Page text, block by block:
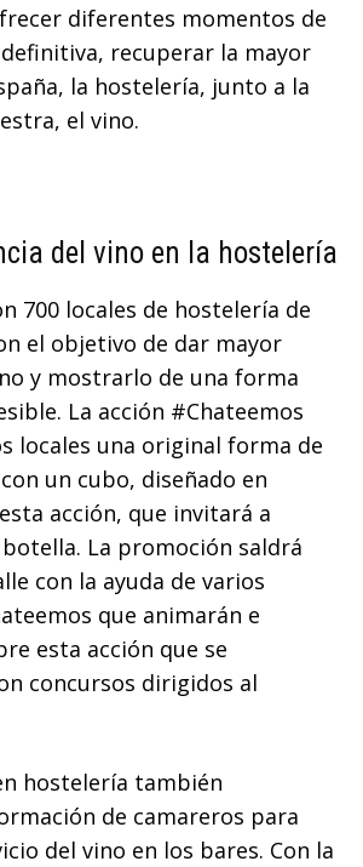
diferentes momentos de
recuperar la mayor
la hostelería, junto a la
el vino.
del vino en la hostelería
700 locales de hostelería de
el objetivo de dar mayor
y mostrarlo de una forma
La acción #Chateemos
locales una original forma de
un cubo, diseñado en
acción, que invitará a
La promoción saldrá
con la ayuda de varios
que animarán e
esta acción que se
concursos dirigidos al
hostelería también
de camareros para
del vino en los bares. Con la